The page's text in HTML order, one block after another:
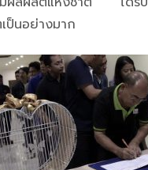
ป็นอย่างมาก